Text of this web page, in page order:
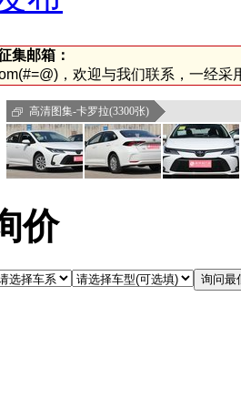
集邮箱：
，欢迎与我们联系，一经采
高清图集-卡罗拉(3300张)
价